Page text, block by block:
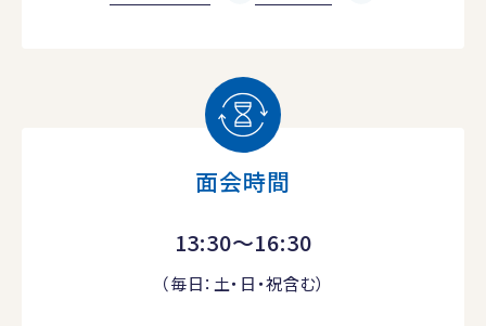
面会時間
13:30～16:30
（毎日：土・日・祝含む）